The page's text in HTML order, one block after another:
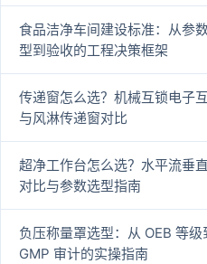
食品洁净车间建设标准：从参
型到验收的工程决策框架
传递窗怎么选？机械互锁电子
与风淋传递窗对比
超净工作台怎么选？水平流垂
对比与参数选型指南
负压称量罩选型：从 OEB 等级
GMP 审计的实操指南